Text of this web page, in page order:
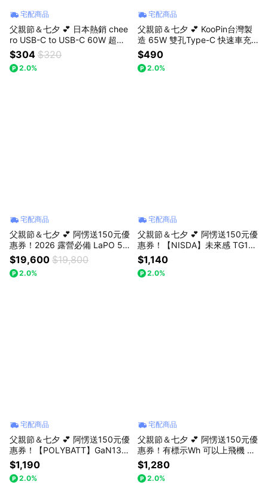
宅配商品
父親節＆七夕 💕 日本熱銷 chee
ro USB-C to USB-C 60W 超軟
矽膠線 快充 不打結 高耐用性 C
HE-278
$304 $320
2.0%
宅配商品
父親節＆七夕 💕 KooPin台灣製
造 65W 雙孔Type-C 快速車充/
車用充電器(支援PD、QC快充)
$490
2.0%
宅配商品
父親節＆七夕 💕 阿愣送150元優
惠券！2026 露營必備 LaPO 50
0W 攜帶式儲能快充行動電源 LP
B-500G 579Wh（26.8Ah）大
容量電池 警急救援，救災停電
$19,600 $19,800
2.0%
宅配商品
父親節＆七夕 💕 阿愣送150元優
惠券！【NISDA】未來感 TG11
真無線ENC智能降噪藍芽耳機
$1,140
2.0%
宅配商品
父親節＆七夕 💕 阿愣送150元優
惠券！【POLYBATT】GaN13-1
00W快充型-氮化鎵旅行充電器-
白色 黑色 (附100w快充線)公司
貨
$1,190
2.0%
宅配商品
父親節＆七夕 💕 阿愣送150元優
惠券！有標示Wh 可以上飛機 Mi
ni Air Pro 30W PD 10000 自帶
線PD快充行動電源支援iPhone 1
7,16,15
$1,280
2.0%